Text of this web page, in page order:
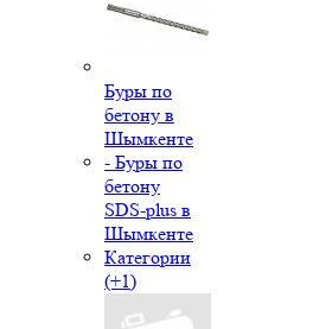
Буры по
бетону в
Шымкенте
- Буры по
бетону
SDS-plus в
Шымкенте
Категории
(+1)